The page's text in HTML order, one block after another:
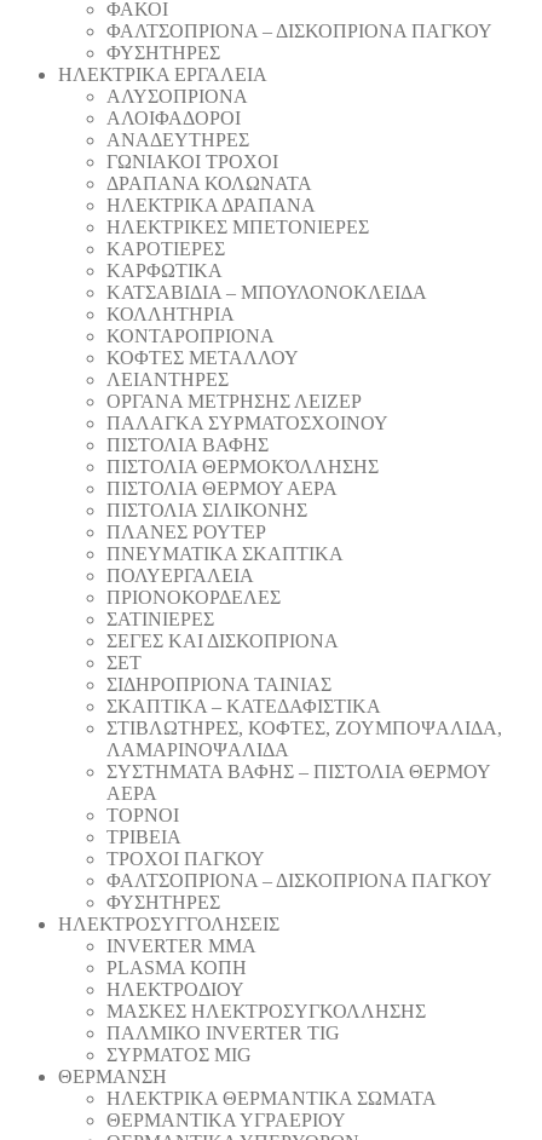
ΦΑΚΟΙ
ΦΑΛΤΣΟΠΡΙΟΝΑ – ΔΙΣΚΟΠΡΙΟΝΑ ΠΑΓΚΟΥ
ΦΥΣΗΤΗΡΕΣ
ΗΛΕΚΤΡΙΚΑ ΕΡΓΑΛΕΙΑ
AΛΥΣΟΠΡΙΟΝΑ
ΑΛΟΙΦΑΔOΡΟI
ΑΝΑΔΕΥΤΗΡΕΣ
ΓΩΝΙΑΚΟΙ ΤΡΟΧΟΙ
ΔΡΑΠΑΝΑ ΚΟΛΩΝΑΤΑ
ΗΛΕΚΤΡΙΚΑ ΔΡΑΠΑΝΑ
ΗΛΕΚΤΡΙΚΕΣ ΜΠΕΤΟΝΙΕΡΕΣ
ΚΑΡΟΤΙΕΡΕΣ
ΚΑΡΦΩΤΙΚΑ
ΚΑΤΣΑΒΙΔΙΑ – ΜΠΟΥΛΟΝΟΚΛΕΙΔΑ
ΚΟΛΛΗΤΗΡΙΑ
ΚΟΝΤΑΡΟΠΡΙΟΝΑ
ΚΟΦΤΕΣ ΜΕΤΑΛΛΟΥ
ΛΕΙΑΝΤΗΡEΣ
ΟΡΓΑΝΑ ΜΕΤΡΗΣΗΣ ΛΕΙΖΕΡ
ΠΑΛΑΓΚΑ ΣΥΡΜΑΤΟΣΧΟΙΝΟΥ
ΠΙΣΤΟΛΙΑ ΒΑΦΗΣ
ΠΙΣΤΟΛΙΑ ΘΕΡΜΟΚΌΛΛΗΣΗΣ
ΠΙΣΤΟΛΙΑ ΘΕΡΜΟΥ ΑΕΡΑ
ΠΙΣΤΟΛΙΑ ΣΙΛΙΚΟΝΗΣ
ΠΛΑΝΕΣ ΡΟΥΤΕΡ
ΠΝΕΥΜΑΤΙΚΑ ΣΚΑΠΤΙΚΑ
ΠΟΛΥΕΡΓΑΛΕΙΑ
ΠΡΙΟΝΟΚΟΡΔΕΛΕΣ
ΣΑΤΙΝΙΕΡΕΣ
ΣΕΓΕΣ ΚΑΙ ΔΙΣΚΟΠΡΙΟΝΑ
ΣΕΤ
ΣΙΔΗΡΟΠΡΙΟΝΑ ΤΑΙΝΙΑΣ
ΣΚΑΠΤΙΚΑ – ΚΑΤΕΔΑΦΙΣΤΙΚΑ
ΣΤΙΒΛΩΤΗΡΕΣ, ΚΟΦΤΕΣ, ΖΟΥΜΠΟΨΑΛΙΔΑ,
ΛΑΜΑΡΙΝΟΨΑΛΙΔΑ
ΣΥΣΤΗΜΑΤΑ ΒΑΦΗΣ – ΠΙΣΤΟΛΙΑ ΘΕΡΜΟΥ
ΑΕΡΑ
ΤΟΡΝΟΙ
ΤΡΙΒΕΙΑ
ΤΡΟΧΟΙ ΠΑΓΚΟΥ
ΦΑΛΤΣΟΠΡΙΟΝΑ – ΔΙΣΚΟΠΡΙΟΝΑ ΠΑΓΚΟΥ
ΦΥΣΗΤΗΡΕΣ
ΗΛΕΚΤΡΟΣΥΓΓΟΛΗΣΕΙΣ
INVERTER MMA
PLASMA ΚΟΠΗ
ΗΛΕΚΤΡΟΔΙΟΥ
ΜΑΣΚΕΣ ΗΛΕΚΤΡΟΣΥΓΚΟΛΛΗΣΗΣ
ΠΑΛΜΙΚΟ INVERTER TIG
ΣΥΡΜΑΤΟΣ MIG
ΘΕΡΜΑΝΣΗ
ΗΛΕΚΤΡΙΚΑ ΘΕΡΜΑΝΤΙΚΑ ΣΩΜΑΤΑ
ΘΕΡΜΑΝΤΙΚΑ ΥΓΡΑΕΡΙΟΥ